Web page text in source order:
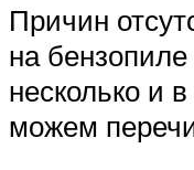
Причин
на
несколько и
можем